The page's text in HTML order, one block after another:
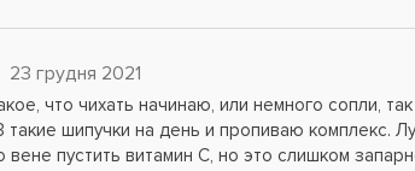
23 грудня 2021
что чихать начинаю, или немного сопли,
такие шипучки на день и пропиваю комплекс.
вене пустить витамин С, но это слишком